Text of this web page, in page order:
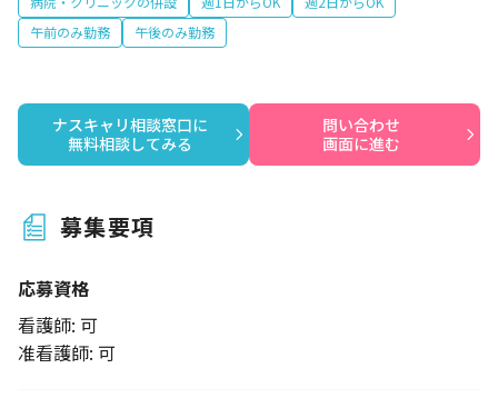
午前のみ勤務
午後のみ勤務
ナスキャリ相談窓口に
無料相談してみる
問い合わせ
画面に進む
募集要項
応募資格
看護師: 可
准看護師: 可